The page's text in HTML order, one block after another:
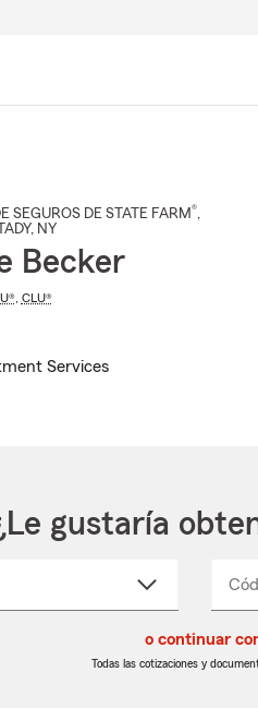
SEGUROS DE STATE FARM®,
, NY
Becker
, CLU®
Services
gustaría
o continuar
Todas las cotizaciones y